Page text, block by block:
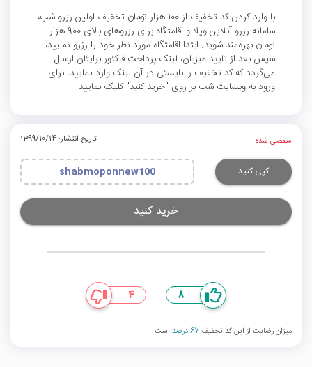
با وارد کردن کد تخفیف از 100 هزار تومان تخفیف اولین رزرو شب،
سامانه رزرو آنلاین ویلا و اقامتگاه برای رزروهای بالای 900 هزار
تومان بهره‌مند شوید. ابتدا اقامتگاه مورد نظر خود را رزرو نمایید،
سپس بعد از تایید میزبان، لینک پرداخت فاکتور برایتان ارسال
می‌گردد که کد تخفیف را بایستی در آن لینک وارد نمایید. برای
ورود به وبسایت شب بر روی "خرید کنید" کلیک نمایید.
منقضی شده تاریخ انتشار: 1399/10/14
کپی کنید shabmoponnew100
خرید کنید
8
4
میزان رضایت از این کد تخفیف 67 درصد است